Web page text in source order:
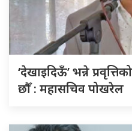
‘देखाइदिऊँ’ भन्ने
छौँ : महासचिव पोखरेल